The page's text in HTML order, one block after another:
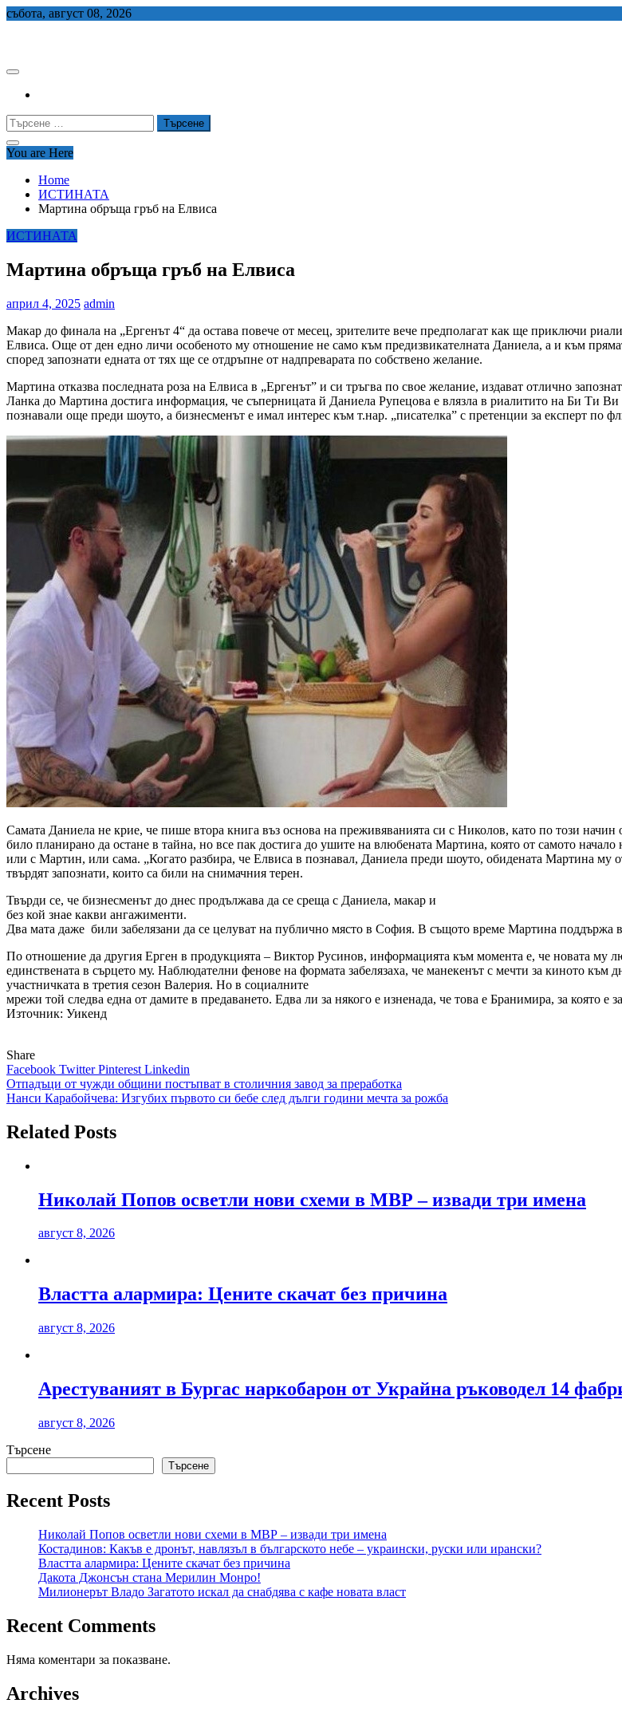
Skip
събота, август 08, 2026
Търсене
за:
You are Here
Home
ИСТИНАТА
Мартина обръща гръб на Елвиса
ИСТИНАТА
Мартина обръща гръб на Елвиса
април 4, 2025 admin
Макар до финала на „Ергенът 4“ да остава повече от месец, зрителите вече предполагат как ще приключи
Елвиса. Още от ден едно личи особеното му отношение не само към предизвикателната Даниела, а и към
според запознати едната от тях ще се отдръпне от надпреварата по собствено желание.
Мартина отказва последната роза на Елвиса в „Ергенът” и си тръгва по свое желание, издават отлично
Ланка до Мартина достига информация, че съперницата й Даниела Рупецова е влязла в риалитито на Би Ти
познавали още преди шоуто, а бизнесменът е имал интерес към т.нар. „писателка” с претенции за експерт по
Самата Даниела не крие, че пише втора книга въз основа на преживяванията си с Николов, като по този
било планирано да остане в тайна, но все пак достига до ушите на влюбената Мартина, която от самото
или с Мартин, или сама. „Когато разбира, че Елвиса в познавал, Даниела преди шоуто, обидената Мартина му
твърдят запознати, които са били на снимачния терен.
Твърди се, че бизнесменът до днес продължава да се среща с Даниела, макар и
без кой знае какви ангажименти.
Два мата даже били забелязани да се целуват на публично място в София. В същото време Мартина поддържа
По отношение да другия Ерген в продукцията – Виктор Русинов, информацията към момента е, че новата му
единствената в сърцето му. Наблюдателни фенове на формата забелязаха, че манекенът с мечти за киното към
участничката в третия сезон Валерия. Но в социалните
мрежи той следва една от дамите в предаването. Едва ли за някого е изненада, че това е Бранимира, за която е
Източник: Уикенд
Share
Facebook TwitterPinterest Linkedin
Навигация
Отпадъци от чужди общини постъпват в столичния завод за преработка
Нанси Карабойчева: Изгубих първото си бебе след дълги години мечта за рожба
Related Posts
Николай Попов осветли нови схеми в МВР – извади три имена
август 8, 2026
Властта алармира: Цените скачат без причина
август 8, 2026
Арестуваният в Бургас наркобарон от Украйна ръководел 14
август 8, 2026
Търсене
Търсене
Recent Posts
Николай Попов осветли нови схеми в МВР – извади три имена
Костадинов: Какъв е дронът, навлязъл в българското небе – украински, руски или ирански?
Властта алармира: Цените скачат без причина
Дакота Джонсън стана Мерилин Монро!
Милионерът Владо Загатото искал да снабдява с кафе новата власт
Recent Comments
Няма коментари за показване.
Archives